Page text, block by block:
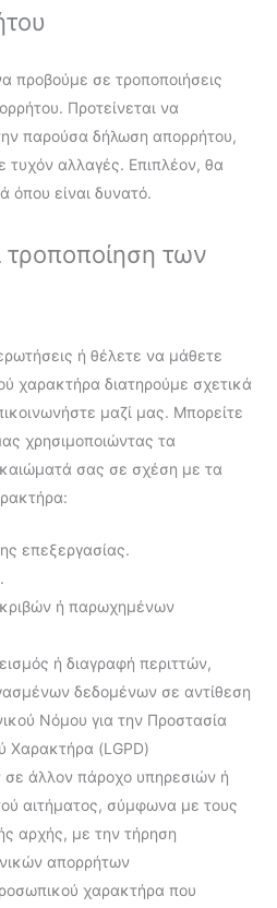
προβούμε σε τροποποιήσεις
Προτείνεται να
παρούσα δήλωση απορρήτου,
τυχόν αλλαγές. Επιπλέον, θα
όπου είναι δυνατό.
των
ή θέλετε να μάθετε
χαρακτήρα διατηρούμε σχετικά
μαζί μας. Μπορείτε
χρησιμοποιώντας τα
σας σε σχέση με τα
επεξεργασίας.
ή παρωχημένων
ή διαγραφή περιττών,
δεδομένων σε αντίθεση
Νόμου για την Προστασία
Χαρακτήρα (LGPD)
άλλον πάροχο υπηρεσιών ή
αιτήματος, σύμφωνα με τους
αρχής, με την τήρηση
απορρήτων
χαρακτήρα που